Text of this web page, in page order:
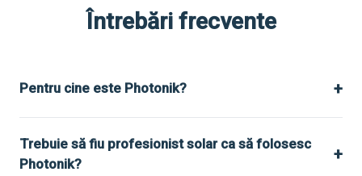
Întrebări frecvente
Pentru cine este Photonik? +
Trebuie să fiu profesionist solar ca să folosesc
Photonik?
+